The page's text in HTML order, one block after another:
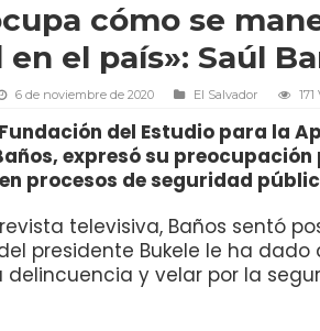
cómo se
el país»: Saúl
6 de noviembre de 2020 El Salvador
del Estudio para la
expresó su preocupación
procesos de seguridad
televisiva, Baños sentó
presidente Bukele le ha dado
y velar por la